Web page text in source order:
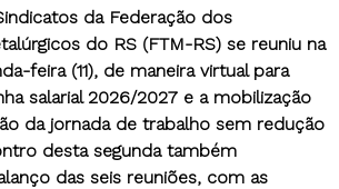
da Federação dos
do RS (FTM-RS) se reuniu na
feira (11), de maneira virtual para
salarial 2026/2027 e a mobilização
da jornada de trabalho sem redução
desta segunda também
das seis reuniões, com as